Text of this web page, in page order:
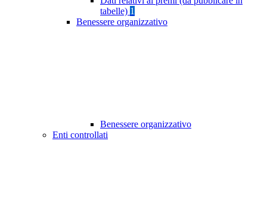
tabelle) 1
Benessere organizzativo
Benessere organizzativo
Enti controllati